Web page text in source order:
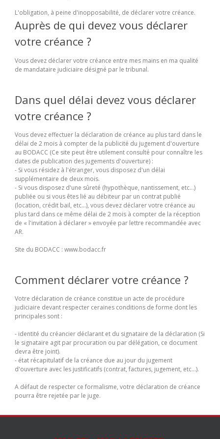
L'obligation, à peine d'inopposabilité, de déclarer votre créance.
Auprès de qui devez vous déclarer
votre créance ?
Vous devez déclarer votre créance entre mes mains en ma qualité
de mandataire judiciaire désigné par le tribunal.
Dans quel délai devez vous déclarer
votre créance ?
Vous devez effectuer la déclaration de créance au plus tard dans le
délai de 2 mois à compter de la publicité du jugement d'ouverture
au BODACC (Ce site peut être utilement consulté pour connaître les
dates de publication des jugements d'ouverture) :
- Si vous résidez à l'étranger, vous disposez d'un délai
supplémentaire de deux mois.
- Si vous disposez d'une sûreté (hypothèque, nantissement, etc...)
publiée ou si vous êtes lié au débiteur par un contrat publié
(location, crédit bail, etc...), vous devez déclarer votre créance au
plus tard dans ce même délai de 2 mois à compter de la réception
de « l'invitation à déclarer » envoyée par lettre recommandée avec
AR.
Site du BODACC : www.bodacc.fr
Comment déclarer votre créance ?
Votre déclaration de créance constitue un acte de procédure
judiciaire devant respecter ceraines conditions de forme dont les
principales sont :
- identité du créancier déclarant et du signataire de la déclaration (Si
le signataire agit par procuration ou par délégation, ce document
devra être joint).
- état récapitulatif de la créance due au jour du jugement
d'ouverture avec les justificatifs (contrat, factures, jugement, etc...).
A défaut de respecter ce formalisme, votre déclaration de créance
pourra être rejetée par le juge.